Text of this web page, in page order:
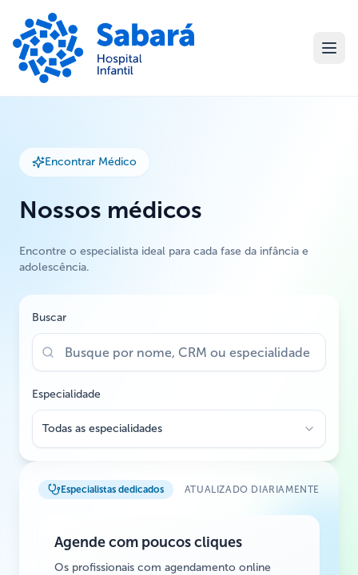
Encontrar Médico
Nossos médicos
Encontre o especialista ideal para cada fase da infância e
adolescência.
Buscar
Especialidade
Todas as especialidades
Especialistas dedicados ATUALIZADO DIARIAMENTE
Agende com poucos cliques
Os profissionais com agendamento online